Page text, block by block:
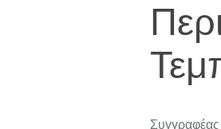
Συγγραφέας